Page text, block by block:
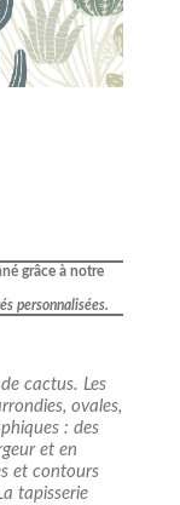
grâce à notre
personnalisées.
cactus. Les
ovales,
: des
et en
et contours
tapisserie